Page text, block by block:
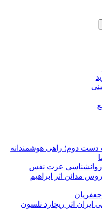
دست دوم؛ راهی هوشمندانه
عزت نفس
مدائن اثر ابراهیم
ایران اثر ریچارد نلسون